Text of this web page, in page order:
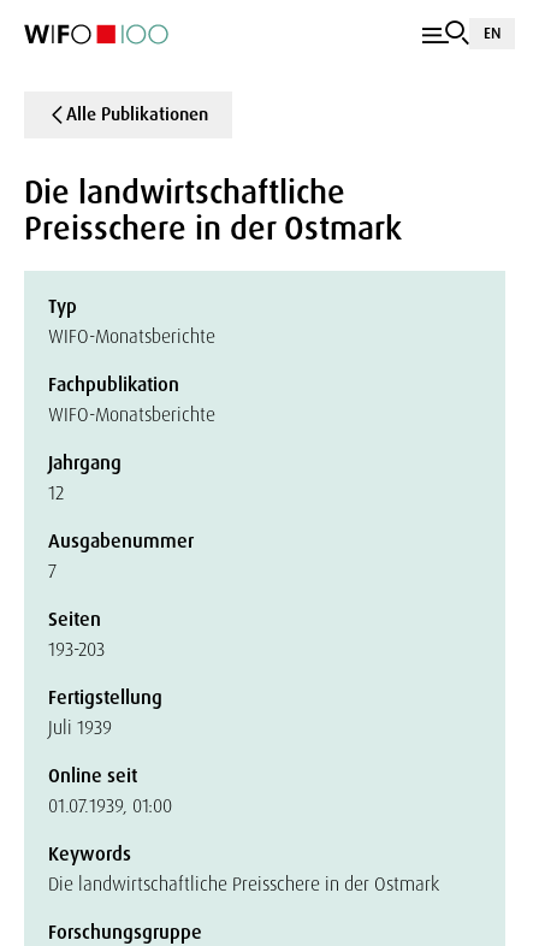
EN
Alle Publikationen
Die landwirtschaftliche
Preisschere in der Ostmark
Typ
WIFO-Monatsberichte
Fachpublikation
WIFO-Monatsberichte
Jahrgang
12
Ausgabenummer
7
Seiten
193-203
Fertigstellung
Juli 1939
Online seit
01.07.1939, 01:00
Keywords
Die landwirtschaftliche Preisschere in der Ostmark
Forschungsgruppe